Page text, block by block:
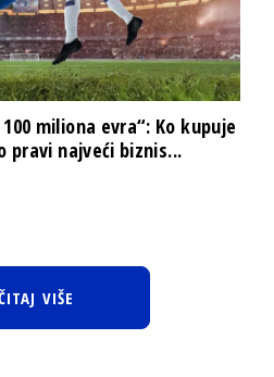
miliona evra“: Ko kupuje
pravi najveći biznis...
VIŠE